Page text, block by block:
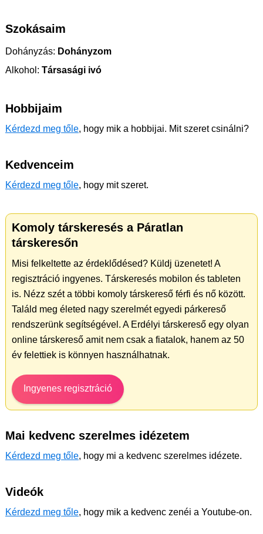
Szokásaim
Dohányzás: Dohányzom
Alkohol: Társasági ivó
Hobbijaim
Kérdezd meg tőle, hogy mik a hobbijai. Mit szeret csinálni?
Kedvenceim
Kérdezd meg tőle, hogy mit szeret.
Komoly társkeresés a Páratlan
társkeresőn
Misi felkeltette az érdeklődésed? Küldj üzenetet! A
regisztráció ingyenes. Társkeresés mobilon és tableten
is. Nézz szét a többi komoly társkereső férfi és nő között.
Találd meg életed nagy szerelmét egyedi párkereső
rendszerünk segítségével. A Erdélyi társkereső egy olyan
online társkereső amit nem csak a fiatalok, hanem az 50
év felettiek is könnyen használhatnak.
Ingyenes regisztráció
Mai kedvenc szerelmes idézetem
Kérdezd meg tőle, hogy mi a kedvenc szerelmes idézete.
Videók
Kérdezd meg tőle, hogy mik a kedvenc zenéi a Youtube-on.